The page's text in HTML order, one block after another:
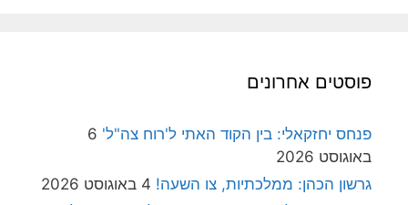
פוסטים אחרונים
פנחס יחזקאלי: בין הקוד האתי ל'רוח צה"ל' 6
באוגוסט 2026
גרשון הכהן: ממלכתיות, צו השעה! 4 באוגוסט 2026